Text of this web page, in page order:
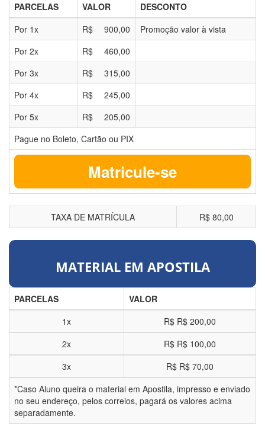
PARCELAS VALOR
DESCONTO
Por 1x R$ 900,00
Promoção valor à vista
Por 2x R$
460,00
Por 3x R$
315,00
Por 4x R$
245,00
Por 5x R$
205,00
Pague no Boleto, Cartão ou PIX
Matricule-se
TAXA DE MATRÍCULA R$ 80,00
MATERIAL EM APOSTILA
PARCELAS
VALOR
1x
R$ R$ 200,00
2x
R$ R$ 100,00
3x
R$ R$ 70,00
*Caso Aluno queira o material em Apostila, impresso e enviado
no seu endereço, pelos correios, pagará os valores acima
separadamente.